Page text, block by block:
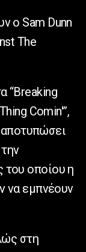
ο Sam Dunn
The
“Breaking
Comin'”,
αποτυπώσει
του οποίου η
να εμπνέουν
στη